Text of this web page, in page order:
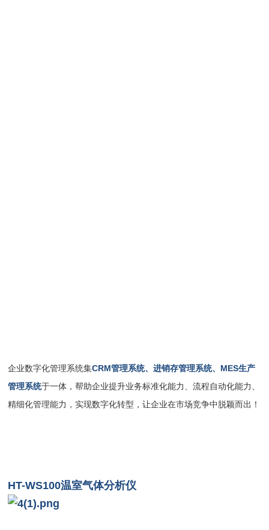
企业数字化管理系统集CRM管理系统、进销存管理系统、MES生产
管理系统于一体，帮助企业提升业务标准化能力、流程自动化能力、
精细化管理能力，实现数字化转型，让企业在市场竞争中脱颖而出！
HT-WS100温室气体分析仪